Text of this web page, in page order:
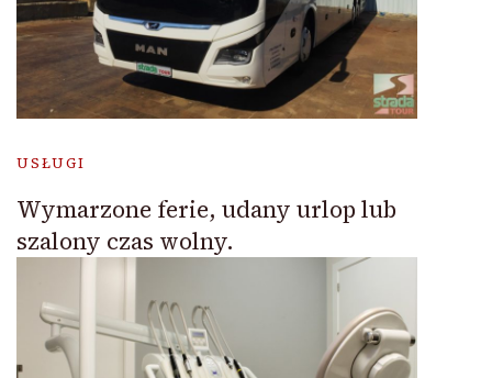
USŁUGI
Wymarzone ferie, udany urlop lub
szalony czas wolny.